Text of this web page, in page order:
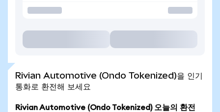
Rivian Automotive (Ondo Tokenized)을 인기
통화로 환전해 보세요
Rivian Automotive (Ondo Tokenized) 오늘의 환전